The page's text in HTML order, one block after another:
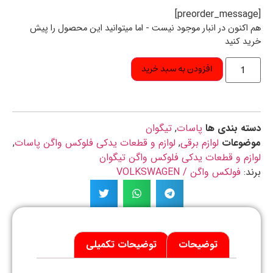
در انبار موجود نیست - اما میتوانید این محصول را پیش
کنید
افزودن به سبد خرید
بندی ها پاسات,تیگوان
لوازم برقی,لوازم و قطعات یدکی فلوکس واگن پاسات,
و قطعات یدکی فلوکس واگن تیگوان
فولکس واگن / VOLKSWAGEN
توضیحات توضیحات تکمیلی